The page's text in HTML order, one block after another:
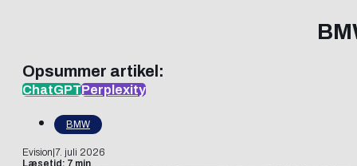
Opsummer artikel:
ChatGPTPerplexity
BMW
Evision 7. juli 2026